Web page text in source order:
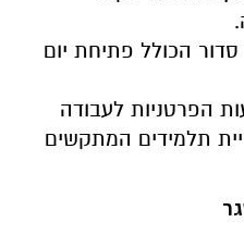
הכולל פתיחת יום
הפרטניות לעבודה
תלמידים המתקשים